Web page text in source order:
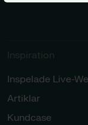
Inspiration​
Inspelade Live-
Artiklar
Kundcase